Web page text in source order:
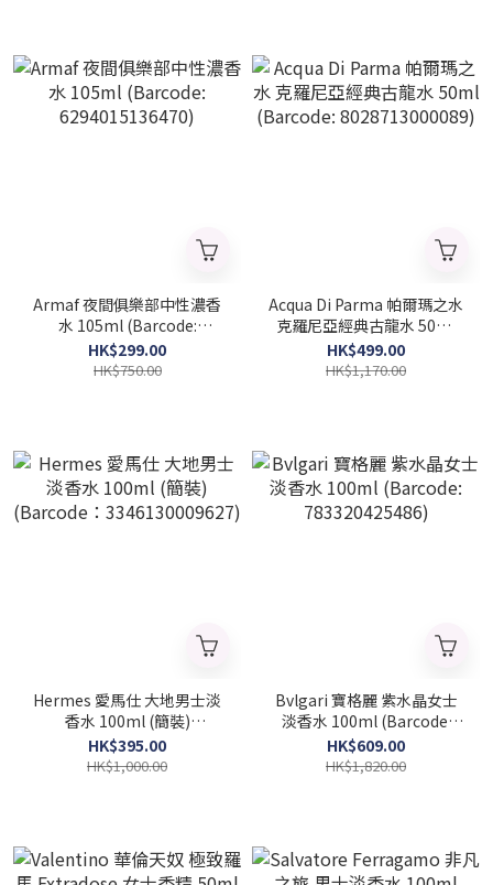
Armaf 夜間俱樂部中性濃香
水 105ml (Barcode:
6294015136470)
HK$299.00
HK$750.00
Acqua Di Parma 帕爾瑪之水
克羅尼亞經典古龍水 50ml
(Barcode: 8028713000089)
HK$499.00
HK$1,170.00
Hermes 愛馬仕 大地男士淡
香水 100ml (簡裝)
(Barcode：
3346130009627)
HK$395.00
HK$1,000.00
Bvlgari 寶格麗 紫水晶女士
淡香水 100ml (Barcode:
783320425486)
HK$609.00
HK$1,820.00